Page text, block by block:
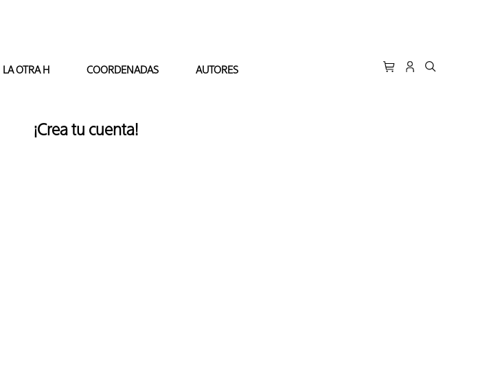
LA OTRA H COORDENADAS AUTORES
¡Crea tu cuenta!